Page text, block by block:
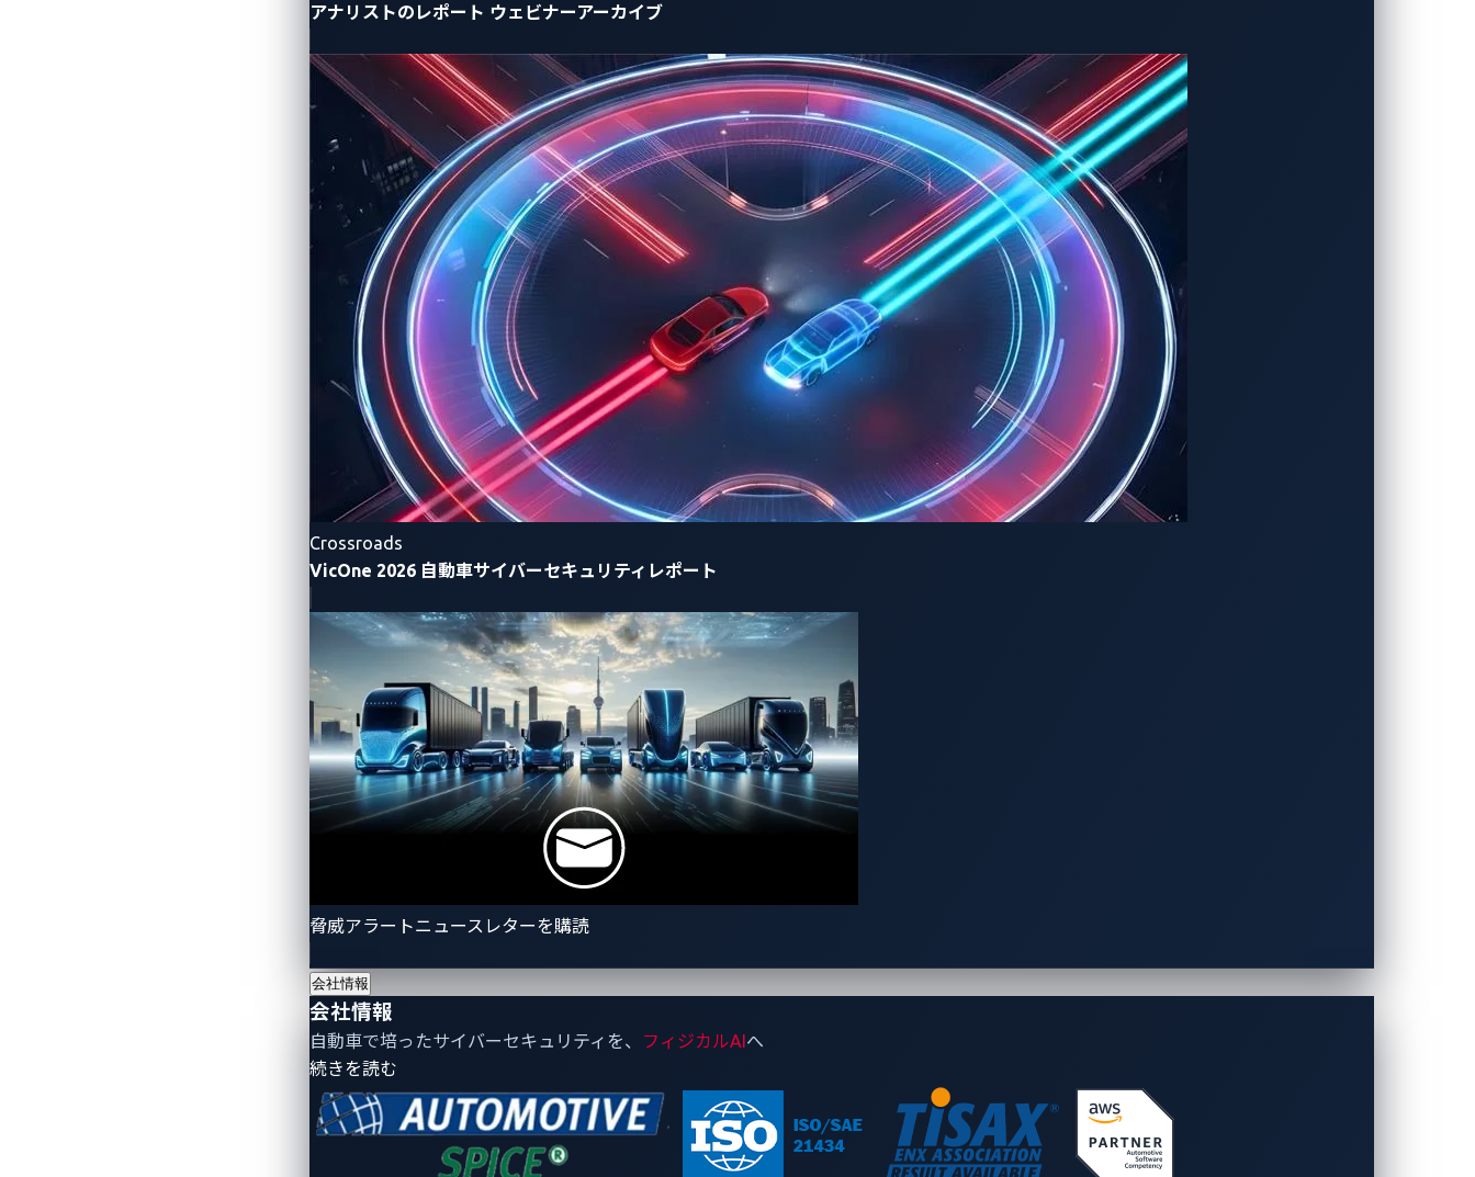
アナリストのレポート ウェビナーアーカイブ
Crossroads
VicOne 2026 自動車サイバーセキュリティレポート
脅威アラートニュースレターを購読
会社情報
会社情報
自動車で培ったサイバーセキュリティを、 フィジカルAIへ
続きを読む
CANフレームが流れ始め、追加の通信ハードウェアを必要とせずに、車両と充電器がファームウェア、設定データ、テレメトリを交換できるよう
シングルワイヤーCANは、それ自体が脆弱というわけではありません。しかし、充電用配線の全体をカバーしているということは、EV充電器のコ
ネクターを手に持つ人は誰でも、アクセス制限のある診断ネットワークに物理的に接続していることになります。この到達範囲の拡大により、
Tesla ウォールコネクターは事実上、車両のセキュリティ境界内に置かれることになり、インビークル電子制御ユニット (ECU)と同様に、そのフ
ァームウェアを細部にわたってテストすることが可能になります。
エクスプロイトチェーンの構築
Synacktivのエクスプロイトを再現するには、ハードウェアの創意工夫とプロトコルの調査作業が同等に必要です。最初のステップは、単に観察
することです。高インピーダンスのロジックアナライザをコントロールパイロットラインに接続し、車両と充電器を通常どおりネゴシエートさせ
て、その信号を監視します。充電が承認されると、ラインは1kHzのパルス波調変調（PWM）信号を停止し、33.3kbpsのシングルワイヤーCANス
トリームに置き換わります。トラフィックの中に、100ミリ秒ごとに繰り返し出現する特徴的なセッションIDが現れます。
トラフィックパターンがわかったら、次は誘導です。マイクロコントローラと数個の抵抗で、ベンチセットアップからロジックを実行しているに
もかかわらず、ウォールコネクターが実際の車両と通信していると勘違いするほど、タイプ2の電圧シーケンスを十分に再現しなければなりませ
ん。同じマイクロコントローラが、100ミリ秒のハートビートをスケジュールしてCANリンクを維持し、接続がアイドル状態にならないようにし
コントロールパイロットラインを介して通信するには、まず、標準のUSB-to-CANアダプタにハードウェア改造を施します。高速CANトランシー
バをNCV7356デバイスに交換し、ファームウェアを33 kbpsシングルワイヤーCANに対応するようにタイミング調整します。変更したアダプタ
は、Raspberry Piなどの小型コントローラに接続します。このコントローラは、IEC 61851ハンドシェイクをエミュレートするディスクリート回路
も駆動します。この回路は、おなじみの1 kHz PWM信号を送信し、ウォールコネクターに車両が存在すると認識させ、その後、ワイヤの制御をシ
ングルワイヤーCANのノードに引き渡します。
100msのハートビートがアクティブになると、ホストは充電器のシードキーチャレンジをキャプチャします。各キーがシードと0x35のXOR演算で
導出されていることを確認し、正しい値を返信した後、ユニファイド診断サービス（UDS）拡張診断モードに入ります。この時点でフラッシュ操
作が許可され、攻撃者は組み込みデバッグシェルを含む古いファームウェアバージョンをインストールできます。